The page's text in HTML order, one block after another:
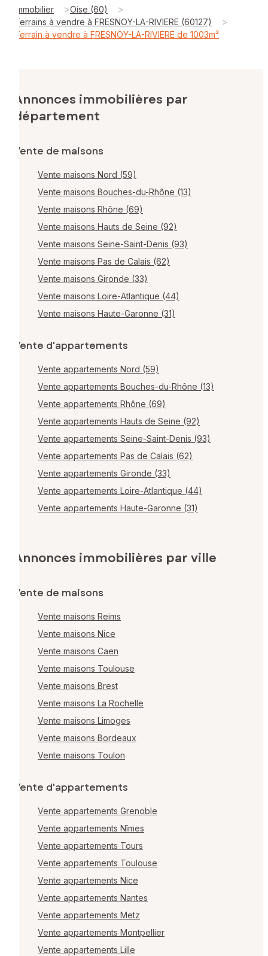
Immobilier >Oise (60) >
Terrains à vendre à FRESNOY-LA-RIVIERE (60127) >
Terrain à vendre à FRESNOY-LA-RIVIERE de 1003m²
Annonces immobilières par
département
Vente de maisons
Vente maisons Nord (59)
Vente maisons Bouches-du-Rhône (13)
Vente maisons Rhône (69)
Vente maisons Hauts de Seine (92)
Vente maisons Seine-Saint-Denis (93)
Vente maisons Pas de Calais (62)
Vente maisons Gironde (33)
Vente maisons Loire-Atlantique (44)
Vente maisons Haute-Garonne (31)
Vente d'appartements
Vente appartements Nord (59)
Vente appartements Bouches-du-Rhône (13)
Vente appartements Rhône (69)
Vente appartements Hauts de Seine (92)
Vente appartements Seine-Saint-Denis (93)
Vente appartements Pas de Calais (62)
Vente appartements Gironde (33)
Vente appartements Loire-Atlantique (44)
Vente appartements Haute-Garonne (31)
Annonces immobilières par ville
Vente de maisons
Vente maisons Reims
Vente maisons Nice
Vente maisons Caen
Vente maisons Toulouse
Vente maisons Brest
Vente maisons La Rochelle
Vente maisons Limoges
Vente maisons Bordeaux
Vente maisons Toulon
Vente d'appartements
Vente appartements Grenoble
Vente appartements Nîmes
Vente appartements Tours
Vente appartements Toulouse
Vente appartements Nice
Vente appartements Nantes
Vente appartements Metz
Vente appartements Montpellier
Vente appartements Lille